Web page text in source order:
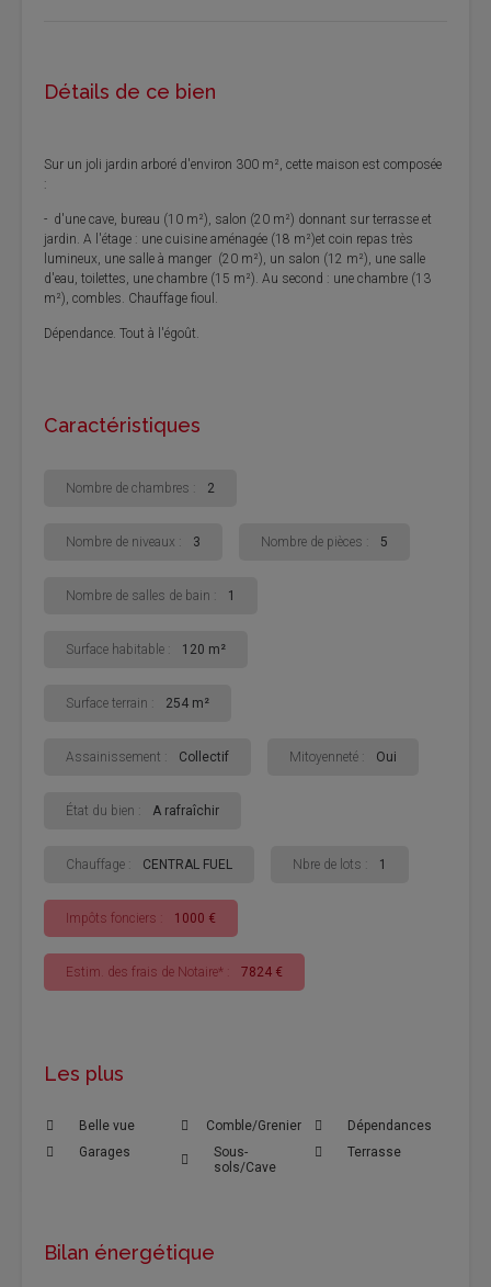
Détails de ce bien
Sur un joli jardin arboré d'environ 300 m², cette maison est composée
:
- d'une cave, bureau (10 m²), salon (20 m²) donnant sur terrasse et
jardin. A l'étage : une cuisine aménagée (18 m²)et coin repas très
lumineux, une salle à manger (20 m²), un salon (12 m²), une salle
d'eau, toilettes, une chambre (15 m²). Au second : une chambre (13
m²), combles. Chauffage fioul.
Dépendance. Tout à l'égoût.
Caractéristiques
Nombre de chambres : 2
Nombre de niveaux : 3 Nombre de pièces : 5
Nombre de salles de bain : 1
Surface habitable : 120 m²
Surface terrain : 254 m²
Assainissement : Collectif Mitoyenneté : Oui
État du bien : A rafraîchir
Chauffage : CENTRAL FUEL Nbre de lots : 1
Impôts fonciers : 1000 €
Estim. des frais de Notaire* : 7824 €
Les plus
Belle vue Comble/Grenier
Dépendances
Garages
Sous-
sols/Cave
Terrasse
Bilan énergétique